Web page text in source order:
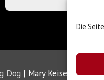
Die
Dog | Mary Keiser